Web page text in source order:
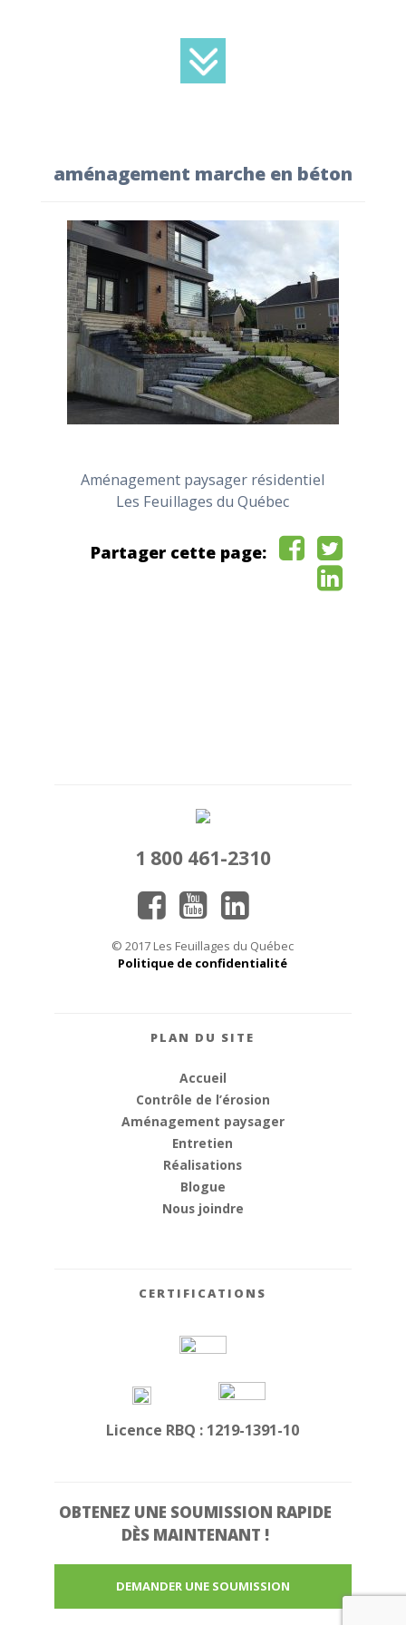
aménagement marche en béton
Aménagement paysager résidentiel
Les Feuillages du Québec
Partager cette page:
1 800 461-2310
© 2017 Les Feuillages du Québec
Politique de confidentialité
PLAN DU SITE
Accueil
Contrôle de l’érosion
Aménagement paysager
Entretien
Réalisations
Blogue
Nous joindre
CERTIFICATIONS
Licence RBQ : 1219-1391-10
OBTENEZ UNE SOUMISSION RAPIDE
DÈS MAINTENANT !
DEMANDER UNE SOUMISSION